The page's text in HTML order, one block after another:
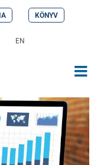
KÖNYV
EN